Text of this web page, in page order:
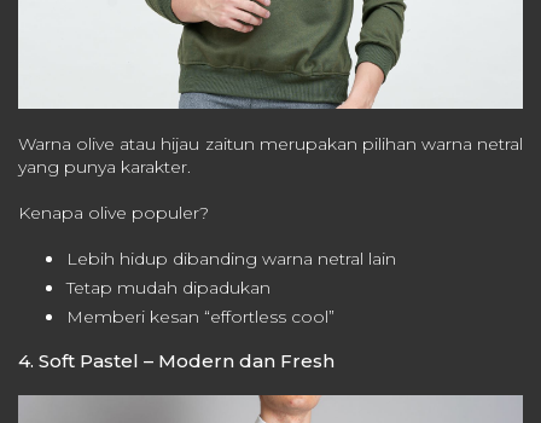
Warna olive atau hijau zaitun merupakan pilihan warna netral
yang punya karakter.
Kenapa olive populer?
Lebih hidup dibanding warna netral lain
Tetap mudah dipadukan
Memberi kesan “effortless cool”
4. Soft Pastel – Modern dan Fresh